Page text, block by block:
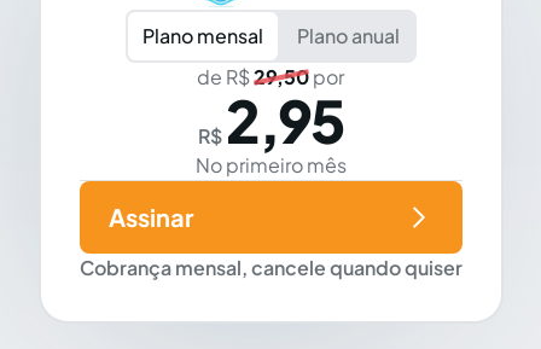
Plano mensal
Plano anual
de R$29,50por
R$ 2,95
No primeiro mês
Cobrança mensal, cancele quando quiser
Assinar